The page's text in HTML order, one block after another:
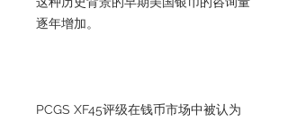
逐年增加。
PCGS XF45评级在钱币市场中被认为